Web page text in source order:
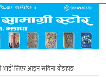
भाई’ लिएर आइन सविना योङहाङ